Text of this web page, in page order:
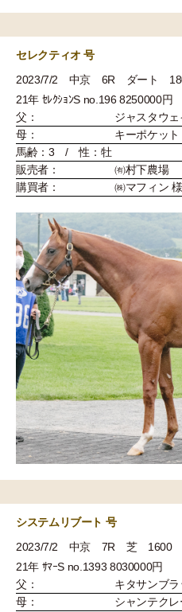
セレクティオ 号
2023/7/2 中京 6R ダート
21年 ｾﾚｸｼｮﾝS no.196 8250000円
父：
ジャスタウェ
母：
キーポケット
馬齢：3 / 性：牡
販売者：
㈲村下農場
購買者：
㈱マフィン 様
システムリブート 号
2023/7/2 中京 7R 芝 1600 3
21年 ｻﾏｰS no.1393 8030000円
父：
キタサンブラ
母：
シャンテクレ